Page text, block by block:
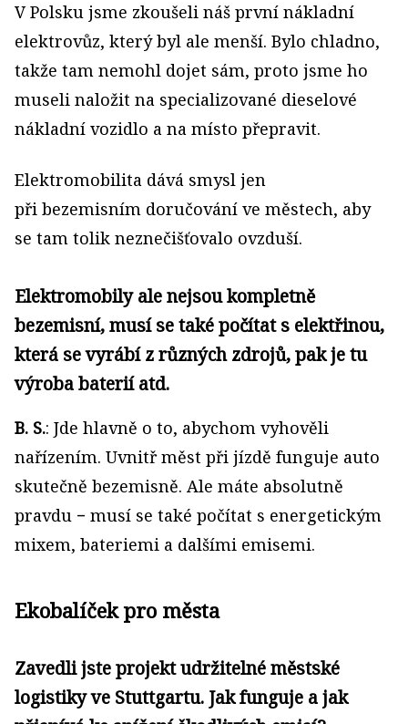
V Polsku jsme zkoušeli náš první nákladní
elektrovůz, který byl ale menší. Bylo chladno,
takže tam nemohl dojet sám, proto jsme ho
museli naložit na specializované dieselové
nákladní vozidlo a na místo přepravit.
Elektromobilita dává smysl jen
při bezemisním doručování ve městech, aby
se tam tolik neznečišťovalo ovzduší.
Elektromobily ale nejsou kompletně
bezemisní, musí se také počítat s elektřinou,
která se vyrábí z různých zdrojů, pak je tu
výroba baterií atd.
B. S.: Jde hlavně o to, abychom vyhověli
nařízením. Uvnitř měst při jízdě funguje auto
skutečně bezemisně. Ale máte absolutně
pravdu − musí se také počítat s energetickým
mixem, bateriemi a dalšími emisemi.
Ekobalíček pro města
Zavedli jste projekt udržitelné městské
logistiky ve Stuttgartu. Jak funguje a jak